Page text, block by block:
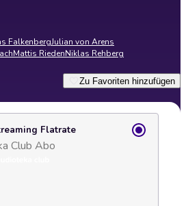
FalkenbergJulian von Arens
Mattis RiedenNiklas Rehberg
Zu Favoriten hinzufügen
Flatrate
Club Abo